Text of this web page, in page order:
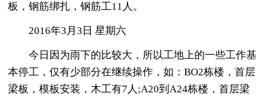
板，钢筋绑扎，钢筋工11人。
2016年3月3日 星期六
今日因为雨下的比较大，所以工地上的一些工作基
本停工，仅有少部分在继续操作，如：BO2栋楼，首层
梁板，模板安装，木工有7人;A20到A24栋楼，首层梁